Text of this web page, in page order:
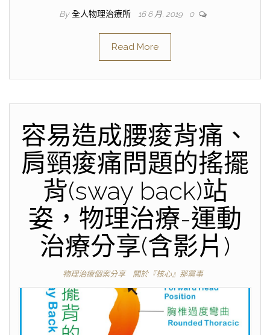
By 全人物理治療所 16 6 月, 2019 0
Read More
容易造成腰痠背痛、
肩頸痠痛問題的搖擺
背(sway back)站
姿，物理治療-運動
治療分享(含影片)
物理治療個案分享 關於『核心』那黨事